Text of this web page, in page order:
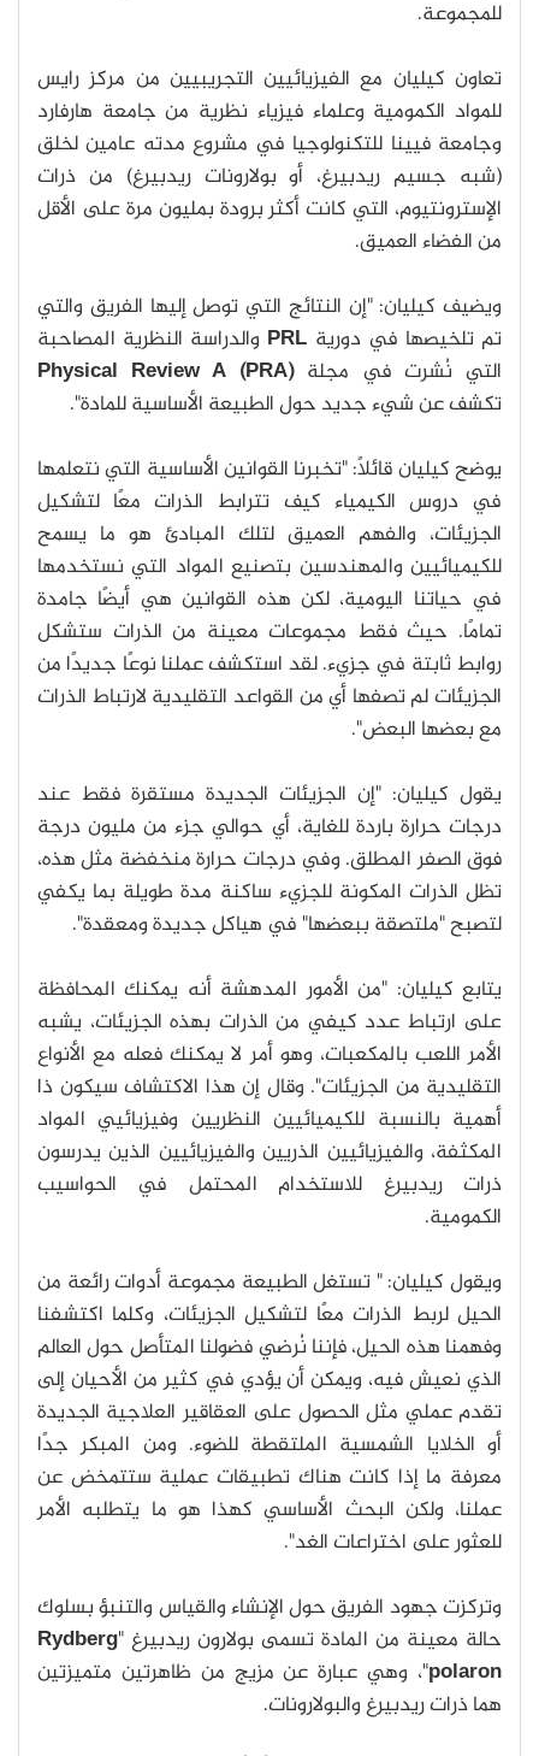
للمجموعة.
تعاون كيليان مع الفيزيائيين التجريبيين من مركز رايس
للمواد الكمومية وعلماء فيزياء نظرية من جامعة هارفارد
وجامعة فيينا للتكنولوجيا في مشروع مدته عامين لخلق
(شبه جسيم ريدبيرغ، أو بولارونات ريدبيرغ) من ذرات
الإسترونتيوم، التي كانت أكثر برودة بمليون مرة على الأقل
من الفضاء العميق.
ويضيف كيليان: "إن النتائج التي توصل إليها الفريق والتي
تم تلخيصها في دورية PRL والدراسة النظرية المصاحبة
التي نُشرت في مجلة(Physical Review A (PRA
تكشف عن شيء جديد حول الطبيعة الأساسية للمادة".
يوضح كيليان قائلًا: "تخبرنا القوانين الأساسية التي نتعلمها
في دروس الكيمياء كيف تترابط الذرات معًا لتشكيل
الجزيئات، والفهم العميق لتلك المبادئ هو ما يسمح
للكيميائيين والمهندسين بتصنيع المواد التي نستخدمها
في حياتنا اليومية، لكن هذه القوانين هي أيضًا جامدة
تمامًا. حيث فقط مجموعات معينة من الذرات ستشكل
روابط ثابتة في جزيء. لقد استكشف عملنا نوعًا جديدًا من
الجزيئات لم تصفها أي من القواعد التقليدية لارتباط الذرات
مع بعضها البعض".
يقول كيليان: "إن الجزيئات الجديدة مستقرة فقط عند
درجات حرارة باردة للغاية، أي حوالي جزء من مليون درجة
فوق الصفر المطلق. وفي درجات حرارة منخفضة مثل هذه،
تظل الذرات المكونة للجزيء ساكنة مدة طويلة بما يكفي
لتصبح "ملتصقة ببعضها" في هياكل جديدة ومعقدة".
يتابع كيليان: "من الأمور المدهشة أنه يمكنك المحافظة
على ارتباط عدد كيفي من الذرات بهذه الجزيئات، يشبه
الأمر اللعب بالمكعبات، وهو أمر لا يمكنك فعله مع الأنواع
التقليدية من الجزيئات". وقال إن هذا الاكتشاف سيكون ذا
أهمية بالنسبة للكيميائيين النظريين وفيزيائيي المواد
المكثفة، والفيزيائيين الذريين والفيزيائيين الذين يدرسون
ذرات ريدبيرغ للاستخدام المحتمل في الحواسيب
الكمومية.
ويقول كيليان: " تستغل الطبيعة مجموعة أدوات رائعة من
الحيل لربط الذرات معًا لتشكيل الجزيئات، وكلما اكتشفنا
وفهمنا هذه الحيل، فإننا نُرضي فضولنا المتأصل حول العالم
الذي نعيش فيه، ويمكن أن يؤدي في كثير من الأحيان إلى
تقدم عملي مثل الحصول على العقاقير العلاجية الجديدة
أو الخلايا الشمسية الملتقطة للضوء. ومن المبكر جدًا
معرفة ما إذا كانت هناك تطبيقات عملية ستتمخض عن
عملنا، ولكن البحث الأساسي كهذا هو ما يتطلبه الأمر
للعثور على اختراعات الغد".
وتركزت جهود الفريق حول الإنشاء والقياس والتنبؤ بسلوك
حالة معينة من المادة تسمى بولارون ريدبيرغ "Rydberg
polaron"، وهي عبارة عن مزيج من ظاهرتين متميزتين
هما ذرات ريدبيرغ والبولارونات.